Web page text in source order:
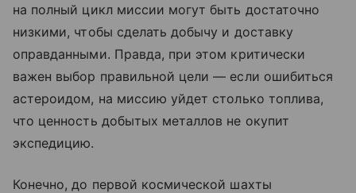
на полный цикл миссии могут быть достаточно
низкими, чтобы сделать добычу и доставку
оправданными. Правда, при этом критически
важен выбор правильной цели — если ошибиться
астероидом, на миссию уйдет столько топлива,
что ценность добытых металлов не окупит
экспедицию.
Конечно, до первой космической шахты